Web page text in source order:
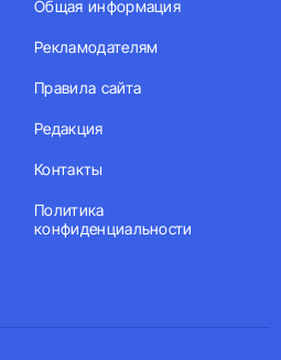
Общая информация
Рекламодателям
Правила сайта
Редакция
Контакты
Политика
конфиденциальности